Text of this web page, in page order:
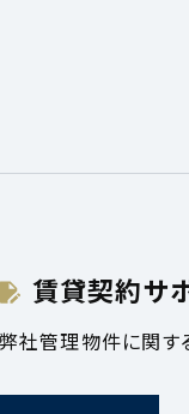
賃貸契約サ
弊社管理物件に関す